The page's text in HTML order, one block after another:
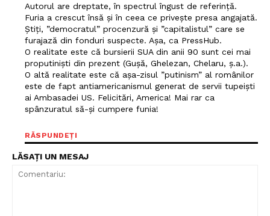
Autorul are dreptate, în spectrul îngust de referință.
Furia a crescut însă și în ceea ce privește presa angajată.
Știți, ”democratul” procenzură și ”capitalistul” care se
furajază din fonduri suspecte. Așa, ca PressHub.
O realitate este că bursierii SUA din anii 90 sunt cei mai
proputiniști din prezent (Gușă, Ghelezan, Chelaru, ș.a.).
O altă realitate este că așa-zisul ”putinism” al românilor
este de fapt antiamericanismul generat de servii tupeiști
ai Ambasadei US. Felicitări, America! Mai rar ca
spânzuratul să-și cumpere funia!
RĂSPUNDEȚI
LĂSAȚI UN MESAJ